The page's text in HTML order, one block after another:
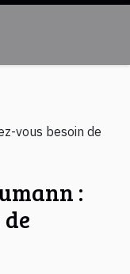
vous besoin de
: